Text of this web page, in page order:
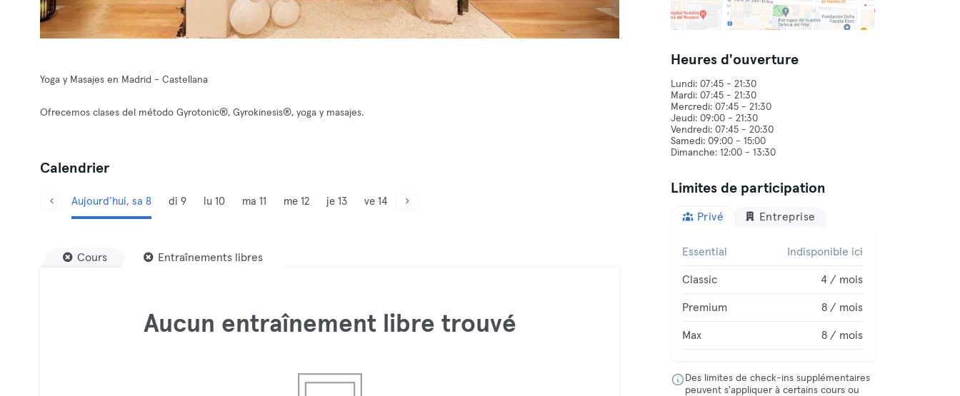
Yoga y Masajes en Madrid - Castellana
Ofrecemos clases del método Gyrotonic®, Gyrokinesis®, yoga y masajes.
Calendrier
Aujourd’hui, sa 8 di 9 lu 10 ma 11 me 12 je 13 ve 14
Cours Entraînements libres
Aucun entraînement libre trouvé
Heures d'ouverture
Lundi: 07:45 - 21:30
Mardi: 07:45 - 21:30
Mercredi: 07:45 - 21:30
Jeudi: 09:00 - 21:30
Vendredi: 07:45 - 20:30
Samedi: 09:00 - 15:00
Limites de participation
Privé Entreprise
Essential Indisponible ici
Classic 4 / mois
Premium 8 / mois
Max 8 / mois
Des limites de check-ins supplémentaires
peuvent s'appliquer à certains cours ou